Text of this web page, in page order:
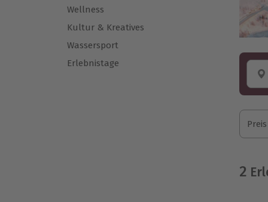
Wellness
Kultur & Kreatives
Wassersport
Erlebnistage
Preis
2